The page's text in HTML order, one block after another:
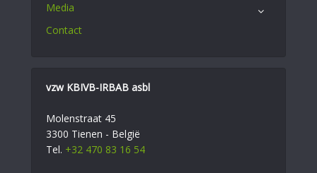
Media
Contact
vzw KBIVB-IRBAB asbl
Molenstraat 45
3300 Tienen - België
Tel. +32 470 83 16 54